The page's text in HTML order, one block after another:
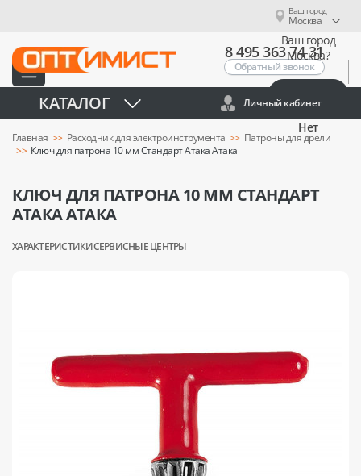
Ваш город
Москва
Ваш город
Москва?
Нет
8 495 363 74 31
Обратный звонок
КАТАЛОГ Личный кабинет
Главная Расходник для электроинструмента
Патроны для дрели
Ключ для патрона 10 мм Стандарт Атака Атака
КЛЮЧ ДЛЯ ПАТРОНА 10 ММ СТАНДАРТ
АТАКА АТАКА
ХАРАКТЕРИСТИКИСЕРВИСНЫЕ ЦЕНТРЫ